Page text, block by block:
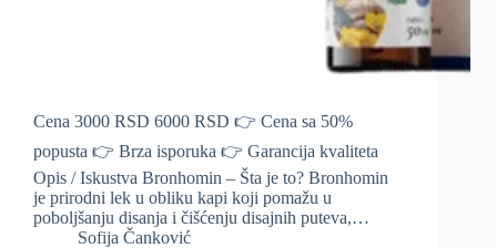
Cena 3000 RSD 6000 RSD 👉 Cena sa 50%
popusta 👉 Brza isporuka 👉 Garancija kvaliteta
Opis / Iskustva Bronhomin – Šta je to? Bronhomin
je prirodni lek u obliku kapi koji pomažu u
poboljšanju disanja i čišćenju disajnih puteva,…
Sofija Čanković